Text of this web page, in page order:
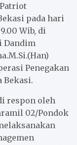
pada hari
Wib, di
Dandim
Penegakan
Bekasi.
respon oleh
02/Pondok